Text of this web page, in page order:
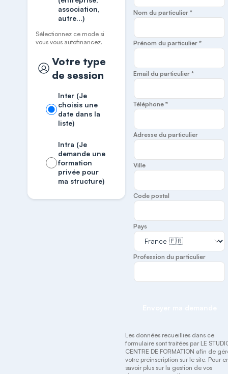
association,
autre…)
Sélectionnez ce mode si
vous vous autofinancez.
Votre type
de session
Inter (Je
choisis une
date dans la
liste)
Intra (Je
demande une
formation
privée pour
ma structure)
Nom du particulier *
Prénom du particulier *
Email du particulier *
Téléphone *
Adresse du particulier
Ville
Code postal
Pays
Profession du particulier
Les données recueillies dans ce
formulaire sont traitées par LE
CENTRE DE FORMATION afin de
votre préinscription sur le site. Pour
savoir plus sur la gestion de vos